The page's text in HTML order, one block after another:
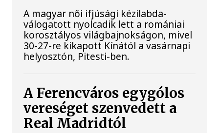
A magyar női ifjúsági kézilabda-
válogatott nyolcadik lett a romániai
korosztályos világbajnokságon, mivel
30-27-re kikapott Kínától a vasárnapi
helyosztón, Pitesti-ben.
A Ferencváros egygólos
vereséget szenvedett a
Real Madridtól